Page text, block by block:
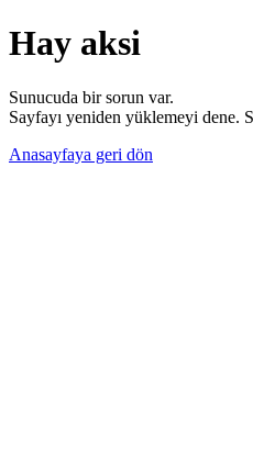
Hay aksi
Sunucuda bir sorun var.
Sayfayı yeniden yüklemeyi dene.
Anasayfaya geri dön